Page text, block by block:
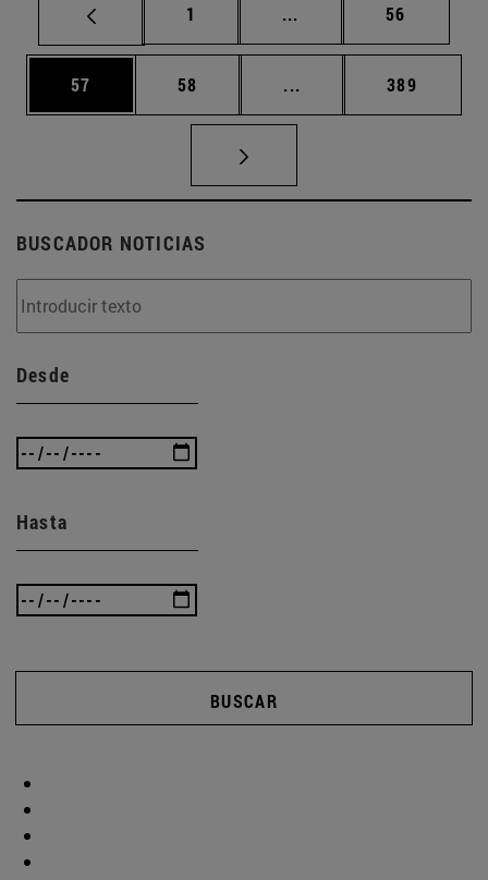
Página
1 ... Páginas intermedias
Página
56
Página
57 Página
58 ... Páginas intermedias
Página
389
BUSCADOR NOTICIAS
Desde
Hasta
BUSCAR